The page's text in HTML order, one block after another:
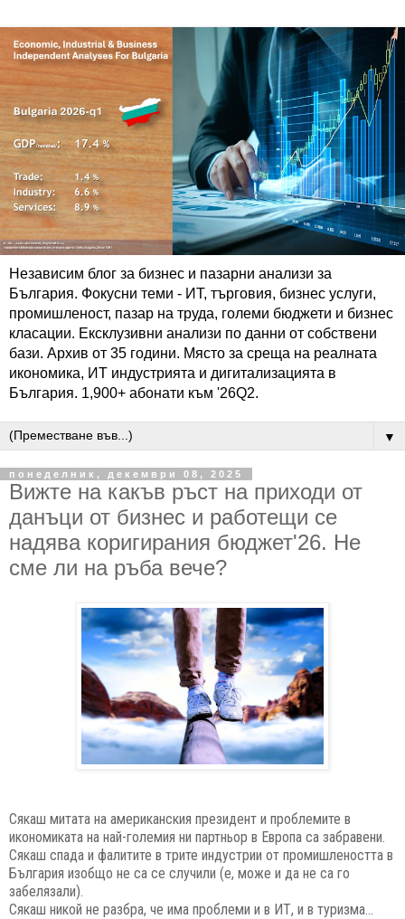
Независим блог за бизнес и пазарни анализи за
България. Фокусни теми - ИТ, търговия, бизнес услуги,
промишленост, пазар на труда, големи бюджети и бизнес
класации. Ексклузивни анализи по данни от собствени
бази. Архив от 35 години. Място за среща на реалната
икономика, ИТ индустрията и дигитализацията в
България. 1,900+ абонати към '26Q2.
▼
понеделник, декември 08, 2025
Вижте на какъв ръст на приходи от
данъци от бизнес и работещи се
надява коригирания бюджет'26. Не
сме ли на ръба вече?
Сякаш митата на американския президент и проблемите в
икономиката на най-големия ни партньор в Европа са забравени.
Сякаш спада и фалитите в трите индустрии от промишлеността в
България изобщо не са се случили (е, може и да не са го
забелязали).
Сякаш никой не разбра, че има проблеми и в ИТ, и в туризма...